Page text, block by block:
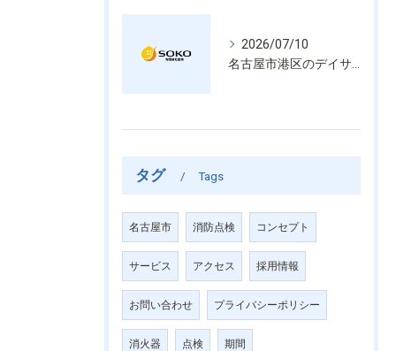
2026/07/10
タグ Tags
名古屋市 消防点検 コンセプト
サービス アクセス 採用情報
お問い合わせ プライバシーポリシー
消火器 点検 期間